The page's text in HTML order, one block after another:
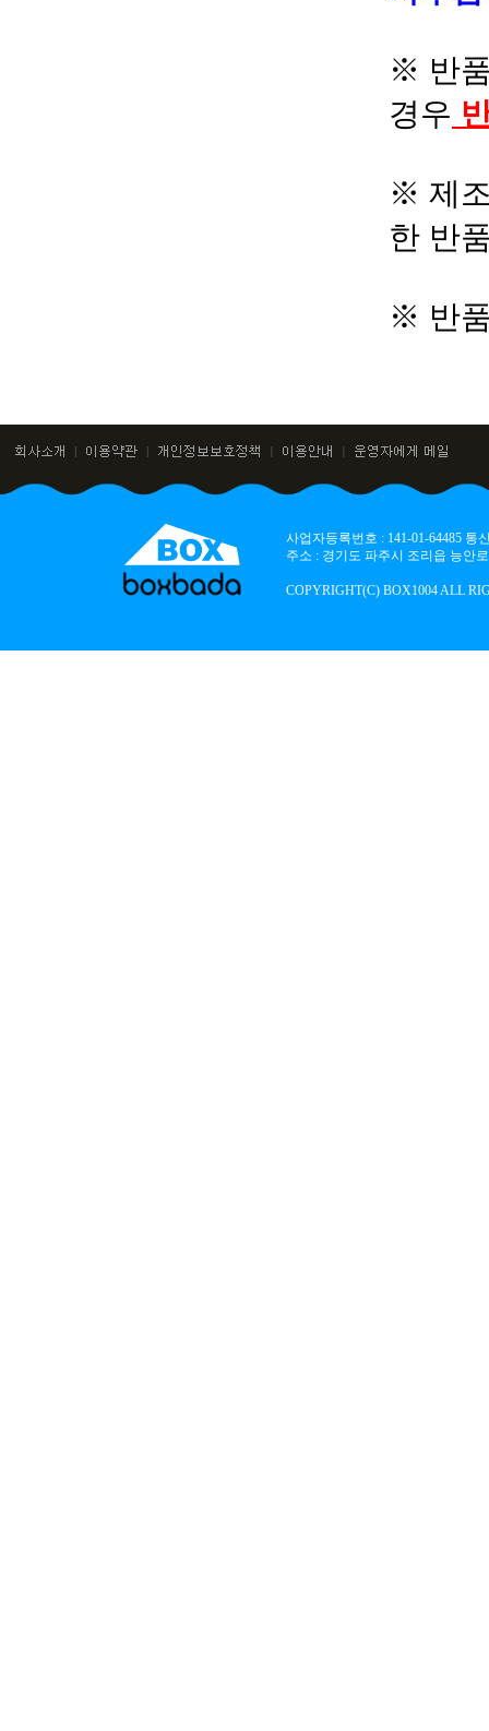
※ 반
경우
※ 제
한 반
※ 반
사업자등록번호 : 141-01-64485
주소 : 경기도 파주시 조리읍 능안
COPYRIGHT(C) BOX1004 ALL